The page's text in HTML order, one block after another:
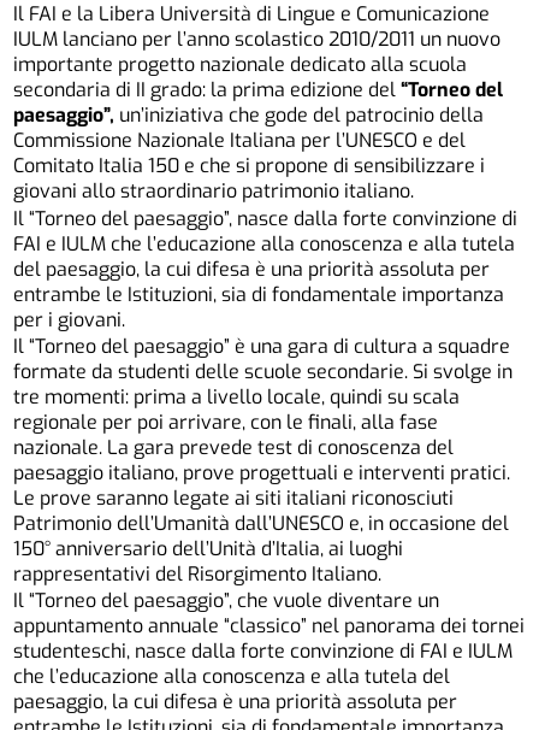
Il FAI e la Libera Università di Lingue e Comunicazione
IULM lanciano per l’anno scolastico 2010/2011 un nuovo
importante progetto nazionale dedicato alla scuola
secondaria di II grado: la prima edizione del“Torneo del
paesaggio”, un’iniziativa che gode del patrocinio della
Commissione Nazionale Italiana per l’UNESCO e del
Comitato Italia 150 e che si propone di sensibilizzare i
giovani allo straordinario patrimonio italiano.
Il “Torneo del paesaggio”, nasce dalla forte convinzione di
FAI e IULM che l’educazione alla conoscenza e alla tutela
del paesaggio, la cui difesa è una priorità assoluta per
entrambe le Istituzioni, sia di fondamentale importanza
per i giovani.
Il “Torneo del paesaggio” è una gara di cultura a squadre
formate da studenti delle scuole secondarie. Si svolge in
tre momenti: prima a livello locale, quindi su scala
regionale per poi arrivare, con le finali, alla fase
nazionale. La gara prevede test di conoscenza del
paesaggio italiano, prove progettuali e interventi pratici.
Le prove saranno legate ai siti italiani riconosciuti
Patrimonio dell’Umanità dall’UNESCO e, in occasione del
150° anniversario dell’Unità d’Italia, ai luoghi
rappresentativi del Risorgimento Italiano.
Il “Torneo del paesaggio”, che vuole diventare un
appuntamento annuale “classico” nel panorama dei tornei
studenteschi, nasce dalla forte convinzione di FAI e IULM
che l’educazione alla conoscenza e alla tutela del
paesaggio, la cui difesa è una priorità assoluta per